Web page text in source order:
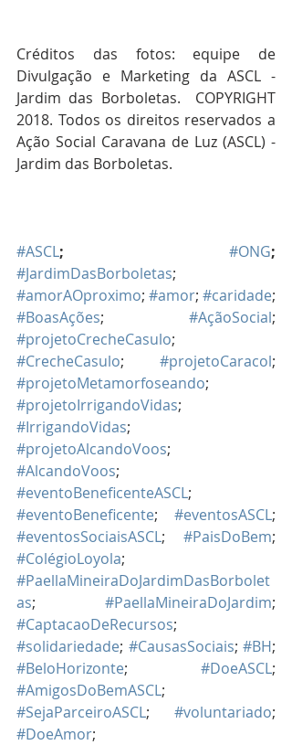
Créditos das fotos: equipe de
Divulgação e Marketing da ASCL -
Jardim das Borboletas.  COPYRIGHT
2018. Todos os direitos reservados a
Ação Social Caravana de Luz (ASCL) -
Jardim das Borboletas.
#ASCL; #ONG
#JardimDasBorboletas
#amorAOproximo; #amor; #caridade
#BoasAções; #AçãoSocial
#projetoCrecheCasulo
#CrecheCasulo; #projetoCaracol
#projetoMetamorfoseando
#projetoIrrigandoVidas
#IrrigandoVidas
#projetoAlcandoVoos
#AlcandoVoos
#eventoBeneficenteASCL
#eventoBeneficente; #eventosASCL
#eventosSociaisASCL; #PaisDoBem
#ColégioLoyola
#PaellaMineiraDoJardimDasBorbolet
as; #PaellaMineiraDoJardim
#CaptacaoDeRecursos
#solidariedade; #CausasSociais; #BH
#BeloHorizonte; #DoeASCL
#AmigosDoBemASCL
#SejaParceiroASCL; #voluntariado
#DoeAmor;